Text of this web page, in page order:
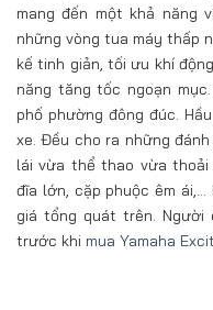
mang đến một khả năng
những vòng tua máy thấp
kế tinh giản, tối ưu khí
năng tăng tốc ngoạn
phố phường đông đúc.
xe. Đều cho ra những
lái vừa thể thao vừa thoải
đĩa lớn, cặp phuộc êm
giá tổng quát trên.
trước khi mua Yamaha